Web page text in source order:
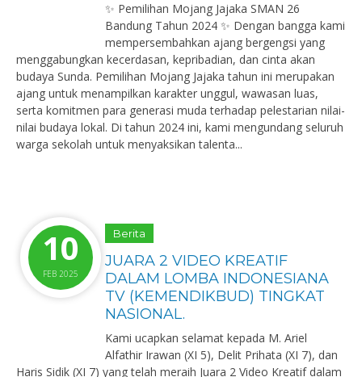
✨ Pemilihan Mojang Jajaka SMAN 26
Bandung Tahun 2024 ✨ Dengan bangga kami
mempersembahkan ajang bergengsi yang
menggabungkan kecerdasan, kepribadian, dan cinta akan
budaya Sunda. Pemilihan Mojang Jajaka tahun ini merupakan
ajang untuk menampilkan karakter unggul, wawasan luas,
serta komitmen para generasi muda terhadap pelestarian nilai-
nilai budaya lokal. Di tahun 2024 ini, kami mengundang seluruh
warga sekolah untuk menyaksikan talenta...
10
FEB 2025
Berita
JUARA 2 VIDEO KREATIF
DALAM LOMBA INDONESIANA
TV (KEMENDIKBUD) TINGKAT
NASIONAL.
Kami ucapkan selamat kepada M. Ariel
Alfathir Irawan (XI 5), Delit Prihata (XI 7), dan
Haris Sidik (XI 7) yang telah meraih Juara 2 Video Kreatif dalam